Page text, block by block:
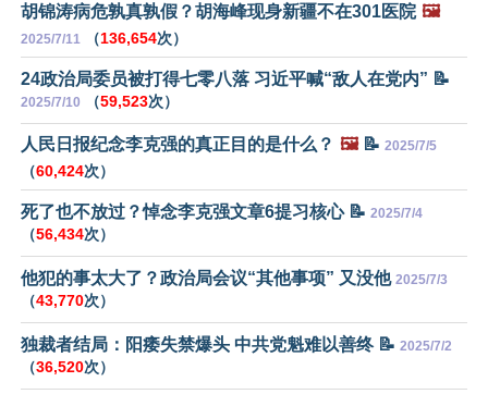
胡锦涛病危孰真孰假？胡海峰现身新疆不在301医院 🖼️
2025/7/11 （136,654次）
24政治局委员被打得七零八落 习近平喊“敌人在党内” 📝
2025/7/10 （59,523次）
人民日报纪念李克强的真正目的是什么？ 🖼️📝 2025/7/5
（60,424次）
死了也不放过？悼念李克强文章6提习核心 📝 2025/7/4
（56,434次）
他犯的事太大了？政治局会议“其他事项” 又没他 2025/7/3
（43,770次）
独裁者结局：阳痿失禁爆头 中共党魁难以善终 📝 2025/7/2
（36,520次）